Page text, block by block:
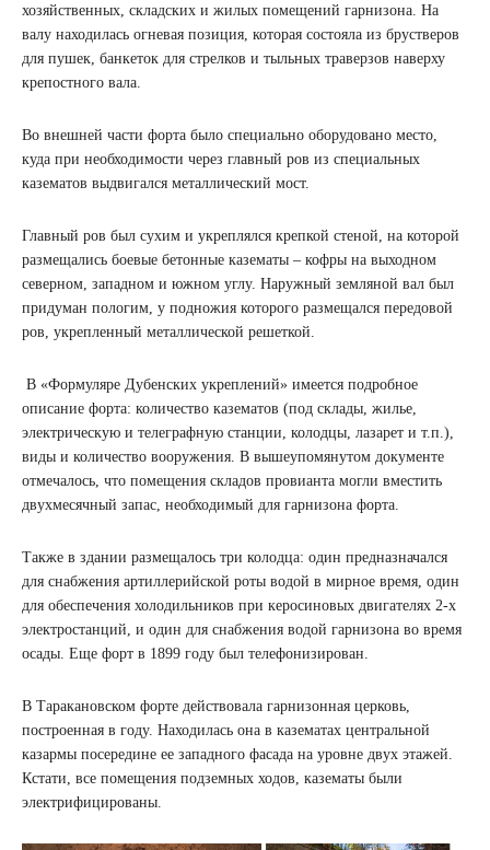
хозяйственных, складских и жилых помещений гарнизона. На
валу находилась огневая позиция, которая состояла из брустверов
для пушек, банкеток для стрелков и тыльных траверзов наверху
крепостного вала.
Во внешней части форта было специально оборудовано место,
куда при необходимости через главный ров из специальных
казематов выдвигался металлический мост.
Главный ров был сухим и укреплялся крепкой стеной, на которой
размещались боевые бетонные казематы – кофры на выходном
северном, западном и южном углу. Наружный земляной вал был
придуман пологим, у подножия которого размещался передовой
ров, укрепленный металлической решеткой.
В «Формуляре Дубенских укреплений» имеется подробное
описание форта: количество казематов (под склады, жилье,
электрическую и телеграфную станции, колодцы, лазарет и т.п.),
виды и количество вооружения. В вышеупомянутом документе
отмечалось, что помещения складов провианта могли вместить
двухмесячный запас, необходимый для гарнизона форта.
Также в здании размещалось три колодца: один предназначался
для снабжения артиллерийской роты водой в мирное время, один
для обеспечения холодильников при керосиновых двигателях 2-х
электростанций, и один для снабжения водой гарнизона во время
осады. Еще форт в 1899 году был телефонизирован.
В Таракановском форте действовала гарнизонная церковь,
построенная в году. Находилась она в казематах центральной
казармы посередине ее западного фасада на уровне двух этажей.
Кстати, все помещения подземных ходов, казематы были
электрифицированы.